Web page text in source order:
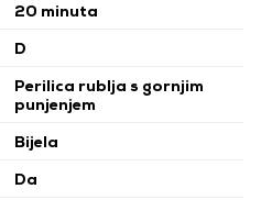
20 minuta
D
Perilica rublja s gornjim
punjenjem
Bijela
Da